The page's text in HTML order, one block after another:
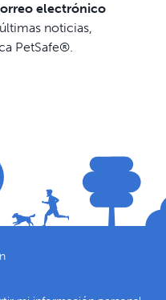
electrónico
noticias,
PetSafe®.